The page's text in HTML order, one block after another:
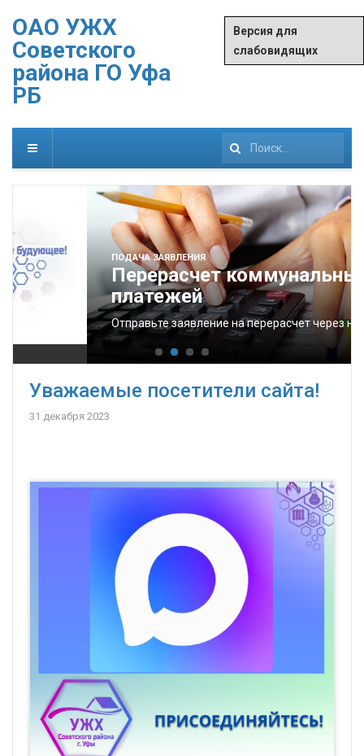
ОАО УЖХ
Советского
района ГО Уфа
РБ
Версия для
слабовидящих
Искать...
ПОДАЧА ЗАЯВЛЕНИЯ
Перерасчет коммунальных
платежей
Отправьте заявление на перерасчет через наш сайт
Уважаемые посетители сайта!
31 декабря 2023